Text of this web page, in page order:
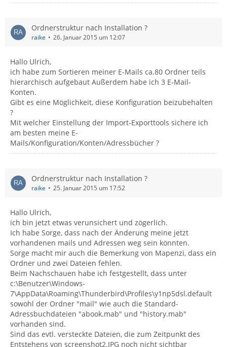
Ordnerstruktur nach Installation ?
raike 26. Januar 2015 um 12:07
Hallo Ulrich,
ich habe zum Sortieren meiner E-Mails ca.80 Ordner teils
hierarchisch aufgebaut Außerdem habe ich 3 E-Mail-
Konten.
Gibt es eine Möglichkeit, diese Konfiguration beizubehalten
?
Mit welcher Einstellung der Import-Exporttools sichere ich
am besten meine E-
Mails/Konfiguration/Konten/Adressbücher ?
Ordnerstruktur nach Installation ?
raike 25. Januar 2015 um 17:52
Hallo Ulrich,
ich bin jetzt etwas verunsichert und zögerlich.
Ich habe Sorge, dass nach der Änderung meine jetzt
vorhandenen mails und Adressen weg sein könnten.
Sorge macht mir auch die Bemerkung von Mapenzi, dass ein
Ordner und zwei Dateien fehlen.
Beim Nachschauen habe ich festgestellt, dass unter
c:\Benutzer\Windows-
7\AppData\Roaming\Thunderbird\Profiles\y1np5dsl.default
sowohl der Ordner "mail" wie auch die Standard-
Adressbuchdateien "abook.mab" und "history.mab"
vorhanden sind.
Sind das evtl. versteckte Dateien, die zum Zeitpunkt des
Entstehens von screenshot2.JPG noch nicht sichtbar